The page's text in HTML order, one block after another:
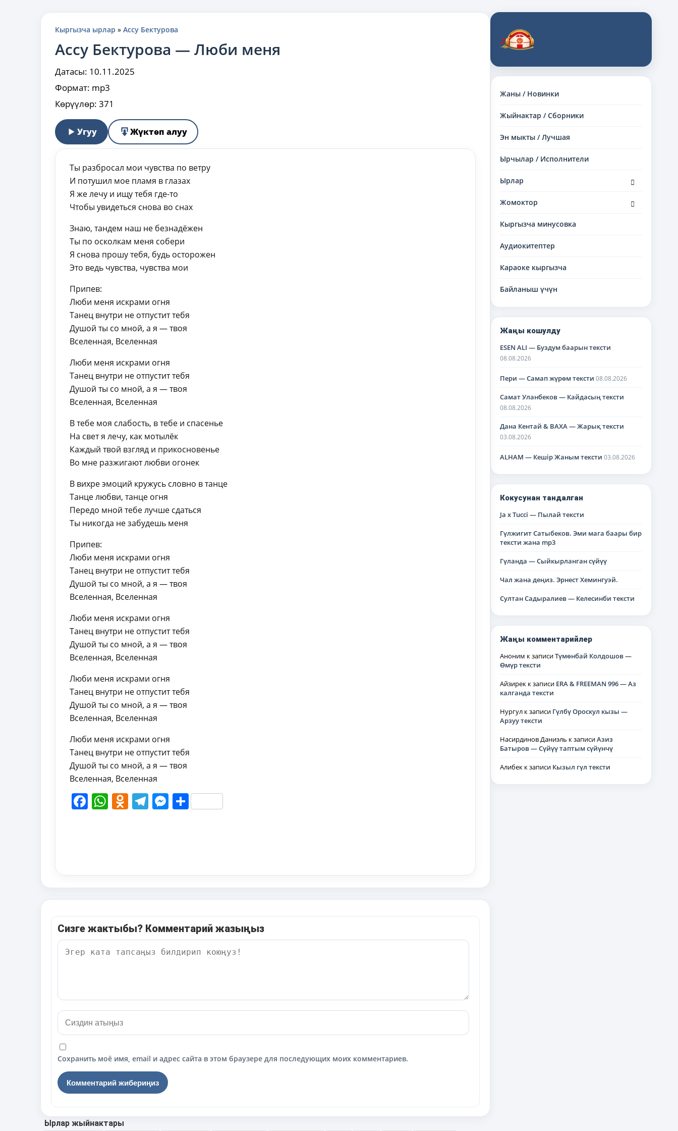
Жаны / Новинки
Жыйнактар / Сборники
Эн мыкты / Лучшая
Ырчылар / Исполнители
Ырлар
дочернее
Жомоктор
дочернее
Кыргызча минусовка
Аудиокитептер
Караоке кыргызча
Байланыш үчүн
Жаңы кошулду
ESEN ALI — Буздум баарын тексти
08.08.2026
Пери — Самап жүрөм тексти 08.08.2026
Самат Уланбеков — Кайдасың тексти
08.08.2026
Дана Кентай & BAXA — Жарық тексти
03.08.2026
ALHAM — Кешір Жаным тексти 03.08.2026
Кокусунан тандалган
Ja х Tucci — Пылай тексти
Гүлжигит Сатыбеков. Эми мага баары бир
тексти жана mp3
Гүланда — Сыйкырланган сүйүү
Чал жана деңиз. Эрнест Хемингуэй.
Султан Садыралиев — Келесинби тексти
Жаңы комментарийлер
Аноним к записиТүмөнбай Колдошов —
Өмүр тексти
Айзирек к записи ERA & FREEMAN 996 — Аз
калганда тексти
Нургул к записи Гүлбү Ороскул кызы —
Арзуу тексти
Насирдинов Даниэль к записиАзиз
Батыров — Сүйүү таптым сүйүнчү
Алибек к записи Кызыл гүл тексти
Кыргызча ырлар » Ассу Бектурова
Ассу Бектурова — Люби меня
Датасы: 10.11.2025
Формат: mp3
Көрүүлөр: 371
Угуу Жүктөп алуу
Ты разбросал мои чувства по ветру
И потушил мое пламя в глазах
Я же лечу и ищу тебя где-то
Чтобы увидеться снова во снах
Знаю, тандем наш не безнадёжен
Ты по осколкам меня собери
Я снова прошу тебя, будь осторожен
Это ведь чувства, чувства мои
Припев:
Люби меня искрами огня
Танец внутри не отпустит тебя
Душой ты со мной, а я — твоя
Вселенная, Вселенная
Люби меня искрами огня
Танец внутри не отпустит тебя
Душой ты со мной, а я — твоя
Вселенная, Вселенная
В тебе моя слабость, в тебе и спасенье
На свет я лечу, как мотылёк
Каждый твой взгляд и прикосновенье
Во мне разжигают любви огонек
В вихре эмоций кружусь словно в танце
Танце любви, танце огня
Передо мной тебе лучше сдаться
Ты никогда не забудешь меня
Припев:
Люби меня искрами огня
Танец внутри не отпустит тебя
Душой ты со мной, а я — твоя
Вселенная, Вселенная
Люби меня искрами огня
Танец внутри не отпустит тебя
Душой ты со мной, а я — твоя
Вселенная, Вселенная
Люби меня искрами огня
Танец внутри не отпустит тебя
Душой ты со мной, а я — твоя
Вселенная, Вселенная
Люби меня искрами огня
Танец внутри не отпустит тебя
Душой ты со мной, а я — твоя
Вселенная, Вселенная
Facebook
WhatsApp
Odnoklassniki
Telegram
Messenger
Share
Сизге жактыбы? Комментарий жазыңыз
Сохранить моё имя, email и адрес сайта в этом браузере для последующих моих комментариев.
Ырлар жыйнактары